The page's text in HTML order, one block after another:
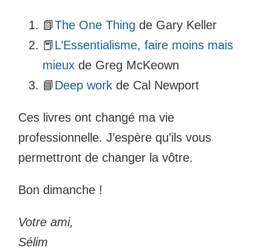
📗The One Thing de Gary Keller
📕 L’Essentialisme, faire moins mais
mieux de Greg McKeown
📘Deep work de Cal Newport
Ces livres ont changé ma vie
professionnelle. J’espère qu’ils vous
permettront de changer la vôtre.
Bon dimanche !
Votre ami,
Sélim